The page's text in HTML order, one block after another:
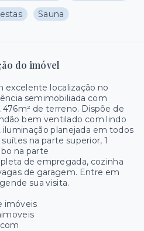
Sauna
do imóvel
excelente localização no
semimobiliada com
de terreno. Dispõe de
bem ventilado com lindo
planejada em todos
na parte superior, 1
na parte
de empregada, cozinha
de garagem. Entre em
sua visita.
imóveis